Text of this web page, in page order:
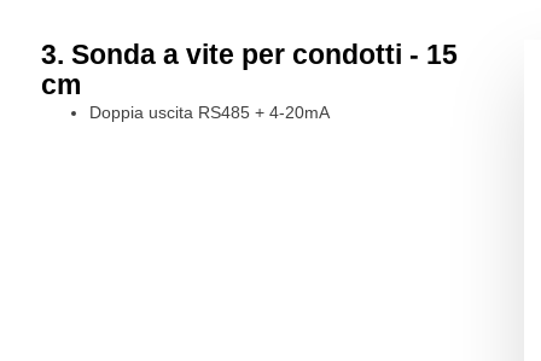
3. Sonda a vite per condotti - 15
cm
Doppia uscita RS485 + 4-20mA